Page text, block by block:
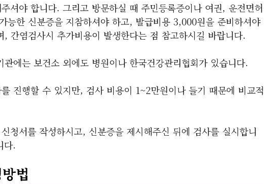
셔야 합니다. 그리고 방문하실 때 주민등록증이나 여권, 운전면허
능한 신분증을 지참하셔야 하고, 발급비용 3,000원을 준비하셔야
간염검사시 추가비용이 발생한다는 점 참고하시길 바랍니다.
에는 보건소 외에도 병원이나 한국건강관리협회가 있습니다.
진행할 수 있지만, 검사 비용이 1~2만원이나 들기 때문에 비교적
청서를 작성하시고, 신분증을 제시해주신 뒤에 검사를 실시합니
다.
법